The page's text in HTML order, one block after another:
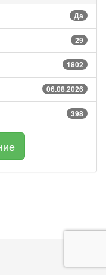
Да
29
1802
06.08.2026
398